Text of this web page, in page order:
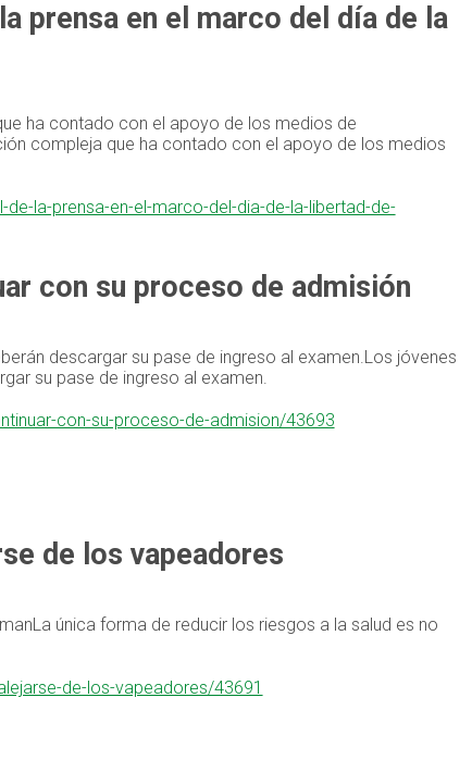
prensa en el marco del día de la
ha contado con el apoyo de los medios de
compleja que ha contado con el apoyo de los medios
la-prensa-en-el-marco-del-dia-de-la-libertad-de-
con su proceso de admisión
descargar su pase de ingreso al examen.Los jóvenes
su pase de ingreso al examen.
con-su-proceso-de-admision/43693
de los vapeadores
única forma de reducir los riesgos a la salud es no
de-los-vapeadores/43691